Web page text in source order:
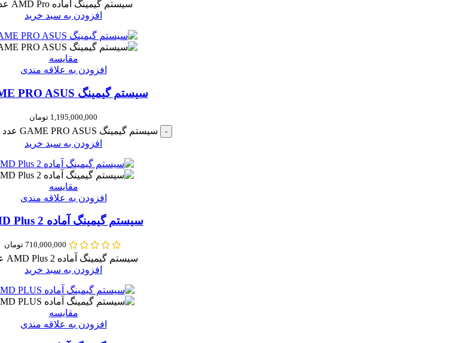
سیستم گیمینگ آماده AMD Pro عدد
افزودن به سبد خرید
مقایسه
افزودن به علاقه مندی
سیستم گیمینگ GAME PRO ASUS
1,195,000,000 تومان
-
سیستم گیمینگ GAME PRO ASUS عدد
افزودن به سبد خرید
مقایسه
افزودن به علاقه مندی
سیستم گیمینگ آماده AMD Plus 2
710,000,000 تومان
سیستم گیمینگ آماده AMD Plus 2 عدد
افزودن به سبد خرید
مقایسه
افزودن به علاقه مندی